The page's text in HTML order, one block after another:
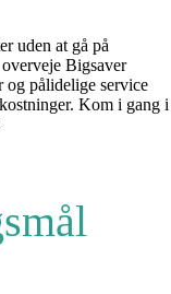
uden at gå på
Bigsaver
og pålidelige service
Kom i gang i